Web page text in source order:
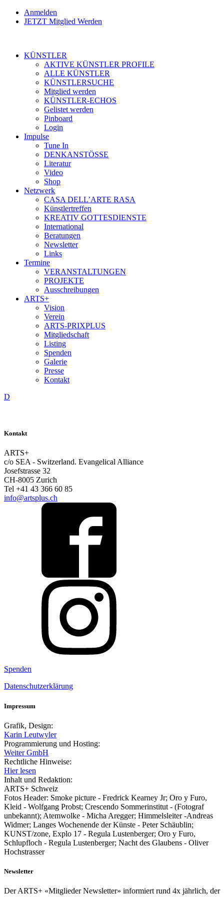
Anmelden
JETZT Mitglied Werden
KÜNSTLER
AKTIVE KÜNSTLER PROFILE
ALLE KÜNSTLER
KÜNSTLERSUCHE
Mitglied werden
KÜNSTLER-ECHOS
Gelistet werden
Pinboard
Login
Impulse
Tune In
DENKANSTÖSSE
Literatur
Video
Shop
Netzwerk
CASA DELL’ARTE RASA
Künstlertreffen
KREATIV GOTTESDIENSTE
International
Beratungen
Newsletter
Links
Termine
VERANSTALTUNGEN
PROJEKTE
Ausschreibungen
ARTS+
Vision
Verein
ARTS-PRIXPLUS
Mitgliedschaft
Listing
Spenden
Galerie
Presse
Kontakt
D
Kontakt
ARTS+
c/o SEA - Switzerland. Evangelical Alliance
Josefstrasse 32
CH-8005 Zurich
Tel +41 43 366 60 85
info@artsplus.ch
Spenden
Datenschutzerklärung
Impressum
Grafik, Design:
Karin Leutwyler
Programmierung und Hosting:
Weiter GmbH
Rechtliche Hinweise:
Hier lesen
Inhalt und Redaktion:
ARTS+ Schweiz
Fotos Header: Smoke picture - Fredrick Kearney Jr; Oro y Furo,
Kleid - Wolfgang Probst; Crescendo Sommerinstitut - (Fotograf
unbekannt); Atemwolke - Micha Aregger; Himmelsleiter -Andreas
Widmer; Langes Wochenende der Künste - Peter Schäublin;
KUNST/zone, Explo 17 - Regula Lustenberger; Oro y Furo,
Schlupfloch - Regula Lustenberger; Nacht des Glaubens - Oliver
Hochstrasser
Newsletter
Der ARTS+ «Mitglieder Newsletter» informiert rund 4x jährlich, der